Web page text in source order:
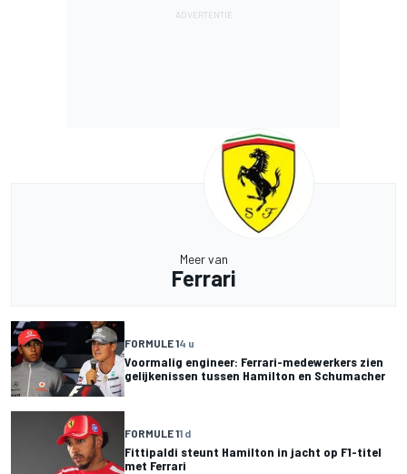
Meer van
Ferrari
FORMULE 14 u
Voormalig engineer: Ferrari-medewerkers zien
gelijkenissen tussen Hamilton en Schumacher
FORMULE 11 d
Fittipaldi steunt Hamilton in jacht op F1-titel
met Ferrari